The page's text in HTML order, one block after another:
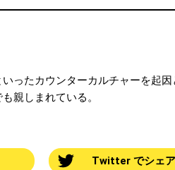
ったカウンターカルチャーを起因
親しまれている。
Twitter でシェア